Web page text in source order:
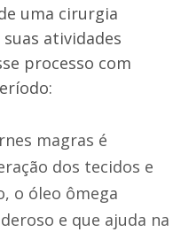
uma cirurgia
atividades
processo com
magras é
dos tecidos e
o óleo ômega
e que ajuda na